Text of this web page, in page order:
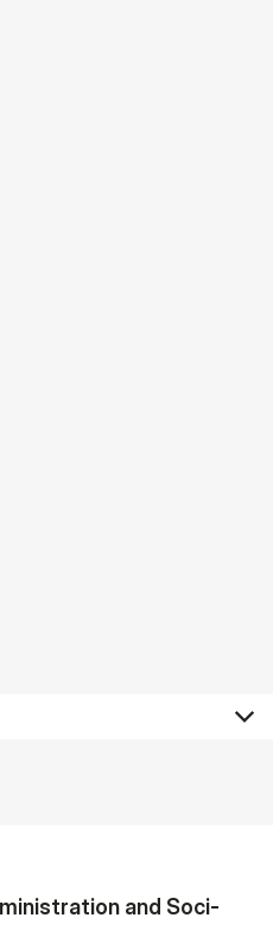
and So­ci­